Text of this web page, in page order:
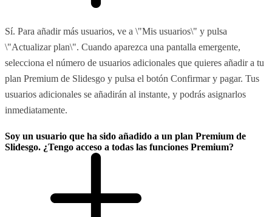
Sí. Para añadir más usuarios, ve a \"Mis usuarios\" y pulsa
\"Actualizar plan\". Cuando aparezca una pantalla emergente,
selecciona el número de usuarios adicionales que quieres añadir a tu
plan Premium de Slidesgo y pulsa el botón Confirmar y pagar. Tus
usuarios adicionales se añadirán al instante, y podrás asignarlos
inmediatamente.
Soy un usuario que ha sido añadido a un plan Premium de
Slidesgo. ¿Tengo acceso a todas las funciones Premium?